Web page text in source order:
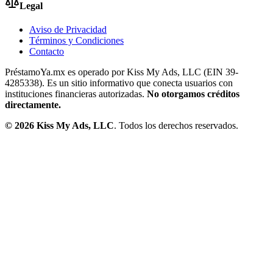
Legal
Aviso de Privacidad
Términos y Condiciones
Contacto
PréstamoYa.mx es operado por Kiss My Ads, LLC (EIN 39-
4285338). Es un sitio informativo que conecta usuarios con
instituciones financieras autorizadas. No otorgamos créditos
directamente.
© 2026 Kiss My Ads, LLC. Todos los derechos reservados.